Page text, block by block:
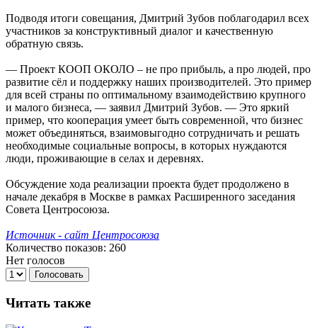
Подводя итоги совещания, Дмитрий Зубов поблагодарил всех
участников за конструктивный диалог и качественную
обратную связь.
— Проект КООП ОКОЛО – не про прибыль, а про людей, про
развитие сёл и поддержку наших производителей. Это пример
для всей страны по оптимальному взаимодействию крупного
и малого бизнеса, — заявил Дмитрий Зубов. — Это яркий
пример, что кооперация умеет быть современной, что бизнес
может объединяться, взаимовыгодно сотрудничать и решать
необходимые социальные вопросы, в которых нуждаются
люди, проживающие в селах и деревнях.
Обсуждение хода реализации проекта будет продолжено в
начале декабря в Москве в рамках Расширенного заседания
Совета Центросоюза.
Источник - сайт Центросоюза
Количество показов: 260
Нет голосов
Голосовать
Читать также